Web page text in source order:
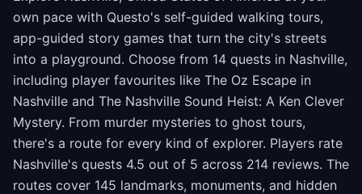
own pace with Questo's self-guided walking tours,
app-guided story games that turn the city's streets
into a playground. Choose from 14 quests in Nashville,
including player favourites like The Oz Escape in
Nashville and The Nashville Sound Heist: A Ken Clever
Mystery. From murder mysteries to ghost tours,
there's a route for every kind of explorer. Players rate
Nashville's quests 4.5 out of 5 across 214 reviews. The
routes cover 145 landmarks, monuments, and hidden